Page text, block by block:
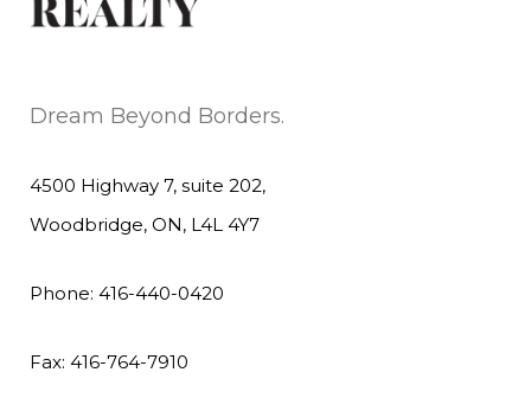
Dream Beyond Borders.
4500 Highway 7, suite 202,
Woodbridge, ON, L4L 4Y7
Phone: 416-440-0420
Fax: 416-764-7910